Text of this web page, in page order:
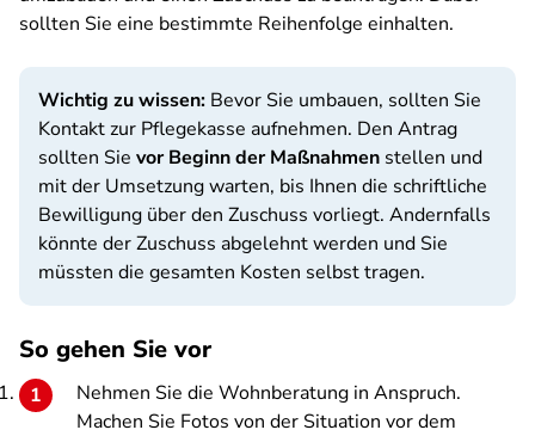
sollten Sie eine bestimmte Reihenfolge einhalten.
Wichtig zu wissen: Bevor Sie umbauen, sollten Sie
Kontakt zur Pflegekasse aufnehmen. Den Antrag
sollten Sie vor Beginn der Maßnahmen stellen und
mit der Umsetzung warten, bis Ihnen die schriftliche
Bewilligung über den Zuschuss vorliegt. Andernfalls
könnte der Zuschuss abgelehnt werden und Sie
müssten die gesamten Kosten selbst tragen.
So gehen Sie vor
Nehmen Sie die Wohnberatung in Anspruch.
Machen Sie Fotos von der Situation vor dem